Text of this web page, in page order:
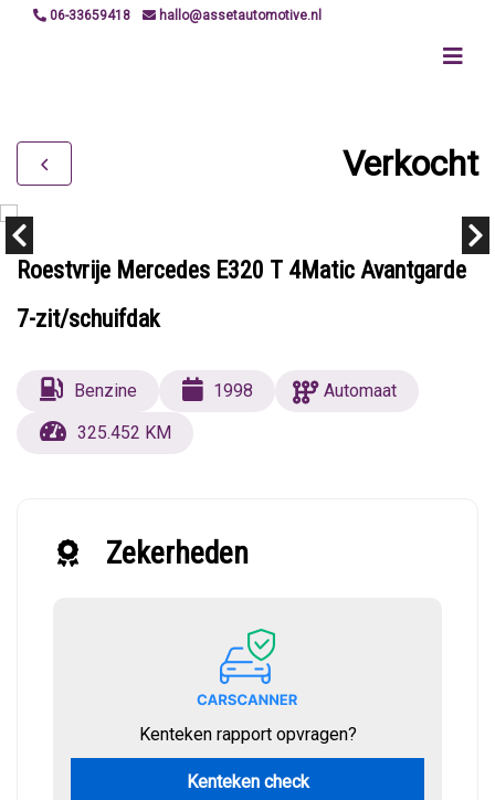
06-33659418 hallo@assetautomotive.nl
Verkocht
Roestvrije Mercedes E320 T 4Matic Avantgarde
7-zit/schuifdak
Benzine 1998
Automaat
325.452 KM
Zekerheden
Kenteken rapport opvragen?
Kenteken check